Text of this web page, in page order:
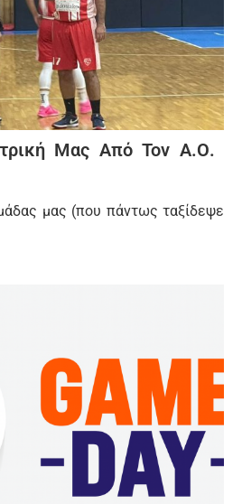
Μας Από Τον Α.Ο.
μας (που πάντως ταξίδεψε